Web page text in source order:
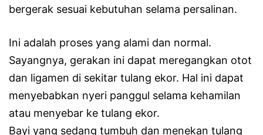
bergerak sesuai kebutuhan selama persalinan.
Ini adalah proses yang alami dan normal.
Sayangnya, gerakan ini dapat meregangkan otot
dan ligamen di sekitar tulang ekor. Hal ini dapat
menyebabkan nyeri panggul selama kehamilan
atau menyebar ke tulang ekor.
Bayi yang sedang tumbuh dan menekan tulang